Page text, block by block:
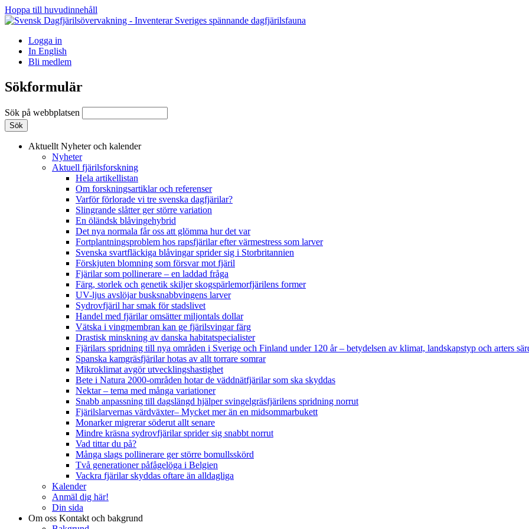
Hoppa till huvudinnehåll
Logga in
In English
Bli medlem
Sökformulär
Sök på webbplatsen
Aktuellt Nyheter och kalender
Nyheter
Aktuell fjärilsforskning
Hela artikellistan
Om forskningsartiklar och referenser
Varför förlorade vi tre svenska dagfjärilar?
Slingrande slåtter ger större variation
En öländsk blåvingehybrid
Det nya normala får oss att glömma hur det var
Fortplantningsproblem hos rapsfjärilar efter värmestress som larver
Svenska svartfläckiga blåvingar sprider sig i Storbritannien
Förskjuten blomning som försvar mot fjäril
Fjärilar som pollinerare – en laddad fråga
Färg, storlek och genetik skiljer skogspärlemorfjärilens former
UV-ljus avslöjar busksnabbvingens larver
Sydrovfjäril har smak för stadslivet
Handel med fjärilar omsätter miljontals dollar
Vätska i vingmembran kan ge fjärilsvingar färg
Drastisk minskning av danska habitatspecialister
Fjärilars spridning till nya områden i Sverige och Finland under 120 år– betydelsen av klimat, landskapstyp och arters
Spanska kamgräsfjärilar hotas av allt torrare somrar
Mikroklimat avgör utvecklingshastighet
Bete i Natura 2000-områden hotar de väddnätfjärilar som ska skyddas
Nektar – tema med många variationer
Snabb anpassning till dagslängd hjälper svingelgräsfjärilens spridning norrut
Fjärilslarvernas värdväxter– Mycket mer än en midsommarbukett
Monarker migrerar söderut allt senare
Mindre kräsna sydrovfjärilar sprider sig snabbt norrut
Vad tittar du på?
Många slags pollinerare ger större bomullsskörd
Två generationer påfågelöga i Belgien
Vackra fjärilar skyddas oftare än alldagliga
Kalender
Anmäl dig här!
Din sida
Om oss Kontakt och bakgrund